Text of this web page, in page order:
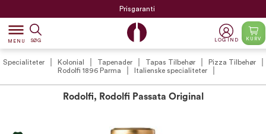
Prisgaranti
dehaze
MENU SØG LOG IND KURV
Specialiteter Kolonial Tapenader Tapas Tilbehør
Pizza Tilbehør
Rodolfi 1896 Parma
Italienske specialiteter
Rodolfi, Rodolfi Passata Original